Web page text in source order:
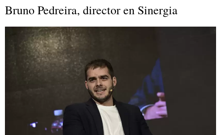
Bruno Pedreira, director en Sinergia